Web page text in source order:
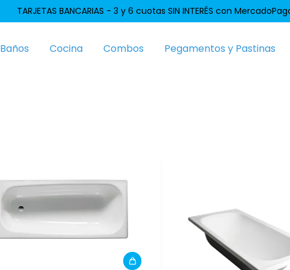
TARJETAS BANCARIAS - 3 y 6 cuotas SIN INTERÉS con
Baños Cocina Combos Pegamentos y Pastinas